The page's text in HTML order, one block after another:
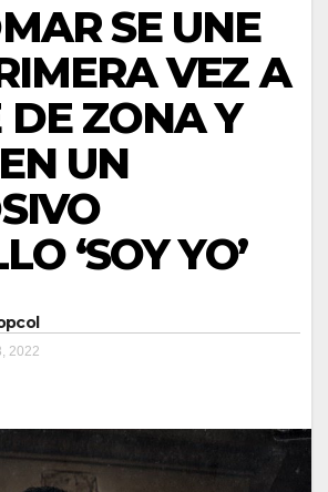
SE UNE
VEZ A
DE ZONA Y
UN
‘SOY YO’
2022